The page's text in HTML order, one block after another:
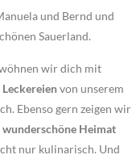
und Bernd und
Sauerland.
wir dich mit
von unserem
Ebenso gern zeigen wir
wunderschöne Heimat
nur kulinarisch. Und